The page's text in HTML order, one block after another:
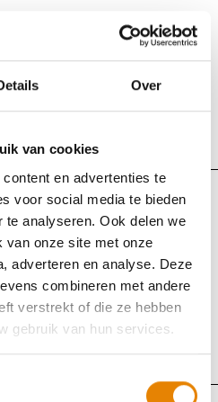
Over
van cookies
en advertenties te
voor social media te bieden
analyseren. Ook delen we
van onze site met onze
adverteren en analyse. Deze
combineren met andere
verstrekt of die ze hebben
gebruik van hun services.
2026
Antwerpen